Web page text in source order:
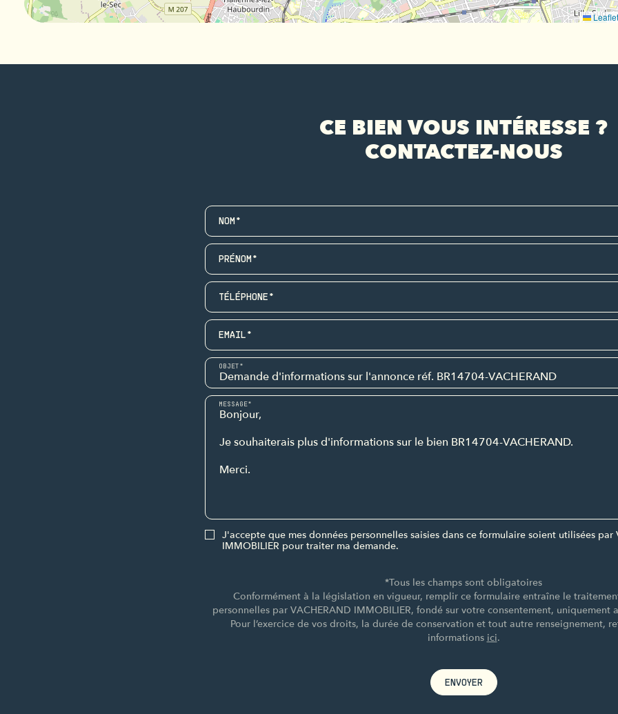
Leaflet
CE BIEN VOUS INTÉRESSE ?
CONTACTEZ-NOUS
NOM*
PRÉNOM*
TÉLÉPHONE*
EMAIL*
OBJET*
MESSAGE*
J'accepte que mes données personnelles saisies dans ce formulaire soient utilisées par
IMMOBILIER pour traiter ma demande.
*Tous les champs sont obligatoires
Conformément à la législation en vigueur, remplir ce formulaire entraîne le
personnelles par VACHERAND IMMOBILIER, fondé sur votre consentement, uniquement
Pour l’exercice de vos droits, la durée de conservation et tout autre renseignement,
informations ici.
ENVOYER